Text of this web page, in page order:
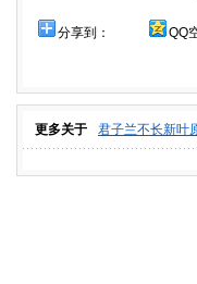
分享到： QQ
更多关于 君子兰不长新叶